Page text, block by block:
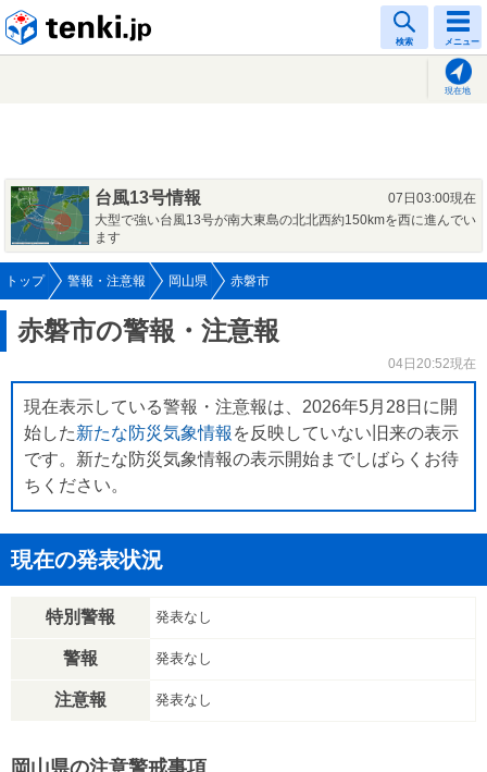
検索 メニュー
現在地
台風13号情報
07日03:00現在
大型で強い台風13号が南大東島の北北西約150kmを西に進んでい
ます
トップ 警報・注意報 岡山県 赤磐市
赤磐市の警報・注意報
04日20:52現在
現在表示している警報・注意報は、2026年5月28日に開
始した新たな防災気象情報 を反映していない旧来の表示
です。新たな防災気象情報の表示開始までしばらくお待
ちください。
現在の発表状況
特別警報 発表なし
警報 発表なし
注意報 発表なし
岡山県の注意警戒事項